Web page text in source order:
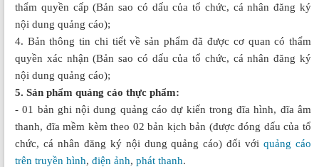
thẩm quyền cấp (Bản sao có dấu của tổ chức, cá nhân đăng ký
nội dung quảng cáo);
4. Bản thông tin chi tiết về sản phẩm đã được cơ quan có thẩm
quyền xác nhận (Bản sao có dấu của tổ chức, cá nhân đăng ký
nội dung quảng cáo);
5. Sản phẩm quảng cáo thực phẩm:
- 01 bản ghi nội dung quảng cáo dự kiến trong đĩa hình, đĩa âm
thanh, đĩa mềm kèm theo 02 bản kịch bản (được đóng dấu của tổ
chức, cá nhân đăng ký nội dung quảng cáo) đối vớiquảng cáo
trên truyền hình, điện ảnh, phát thanh.